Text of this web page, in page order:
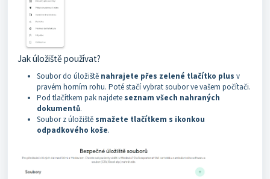
Jak úložiště používat?
Soubor do úložiště nahrajete přes zelené tlačítko plus v
pravém horním rohu. Poté stačí vybrat soubor ve vašem počítači.
Pod tlačítkem pak najdete seznam všech nahraných
dokumentů.
Soubor z úložiště smažete tlačítkem s ikonkou
odpadkového koše.